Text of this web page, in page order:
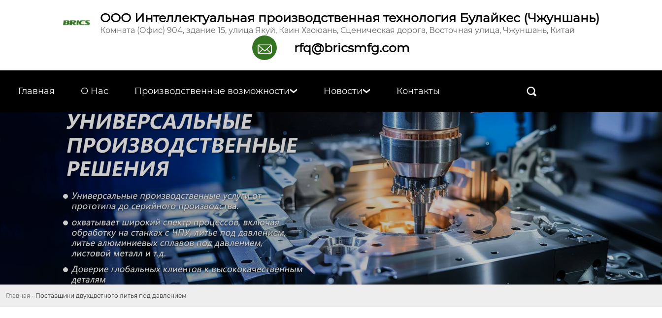
ООО Интеллектуальная производственная технология Булайкес (Чжуншань)
Комната (Офис) 904, здание 15, улица Якуй, Каин Хаоюань, Сценическая дорога, Восточная улица, Чжуншань, Китай
 rfq@bricsmfg.com
Главная О Hас Производственные возможности Новости Контакты 
Главная - Поставщики двухцветного литья под давлением